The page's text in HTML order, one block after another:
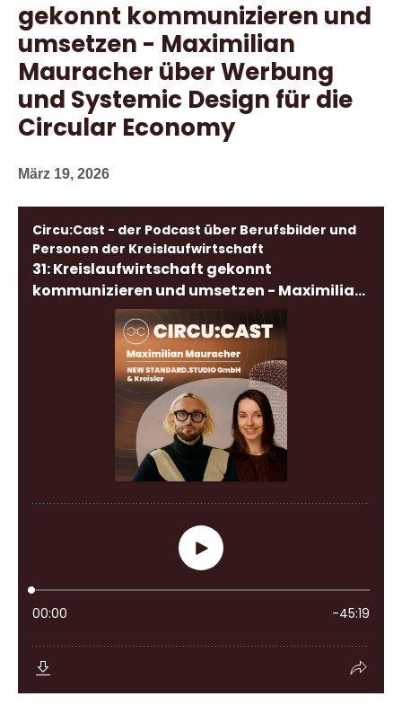
gekonnt kommunizieren und
umsetzen - Maximilian
Mauracher über Werbung
und Systemic Design für die
Circular Economy
März 19, 2026